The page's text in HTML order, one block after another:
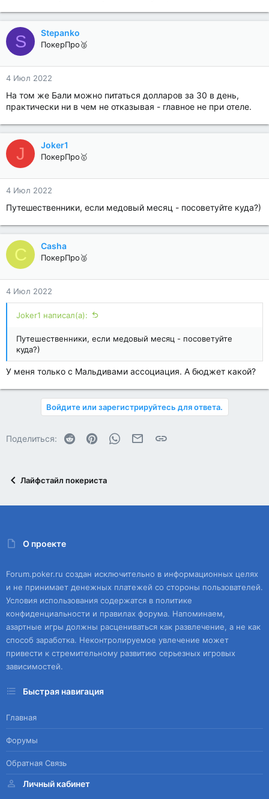
S Stepanko
ПокерПро🥈
4 Июл 2022
На том же Бали можно питаться долларов за 30 в день,
практически ни в чем не отказывая - главное не при отеле.
J Joker1
ПокерПро🥇
4 Июл 2022
Путешественники, если медовый месяц - посоветуйте куда?)
C Casha
ПокерПро🥈
4 Июл 2022
Joker1 написал(а):
Путешественники, если медовый месяц - посоветуйте
куда?)
У меня только с Мальдивами ассоциация. А бюджет какой?
Войдите или зарегистрируйтесь для ответа.
Поделиться: Reddit PinterestWhatsAppЭлектронная почта
Ссылка
Лайфстайл покериста
О проекте
Forum.poker.ru создан исключительно в информационных целях
и не принимает денежных платежей со стороны пользователей.
Условия использования содержатся в политике
конфиденциальности и правилах форума. Напоминаем,
азартные игры должны расцениваться как развлечение, а не как
способ заработка. Неконтролируемое увлечение может
привести к стремительному развитию серьезных игровых
зависимостей.
Быстрая навигация
Главная
Форумы
Обратная Связь
Личный кабинет